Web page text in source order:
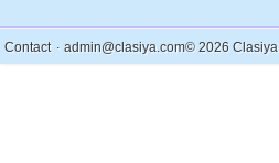
Contact . admin@clasiya.com© 2026 Clasiya